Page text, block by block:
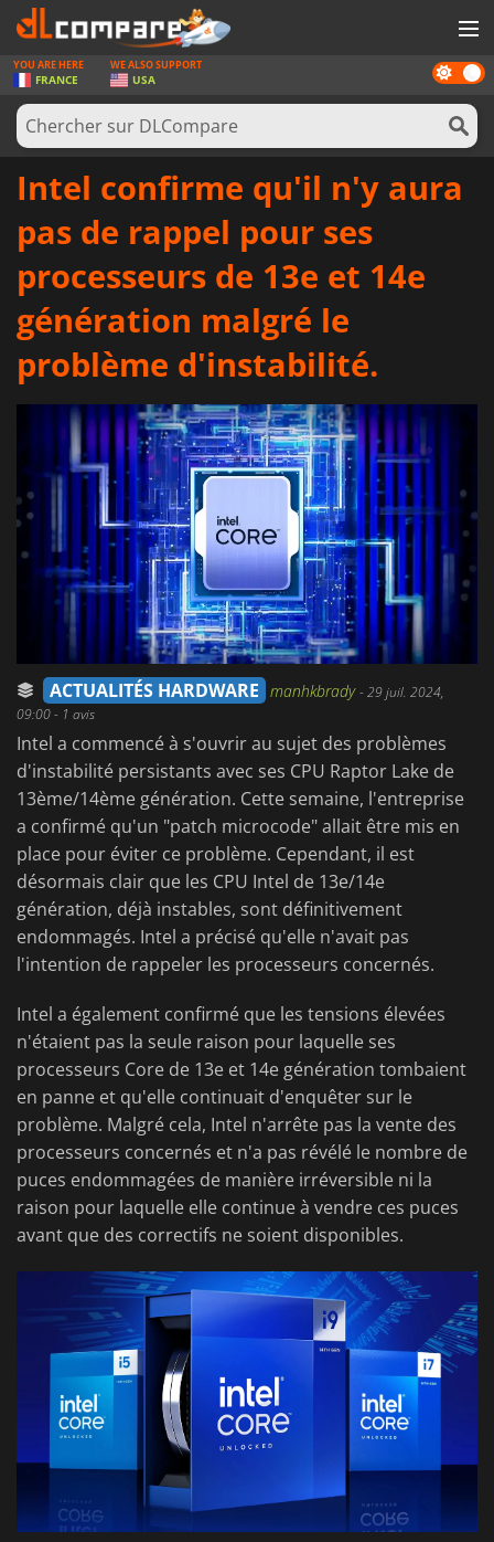
JEUX
CARTES PRÉPAYÉES
LOGICIELS
MATÉRIEL
NEWS
SE CONNECTER OU S'INSCRIRE
Dark
mode
YOU ARE HERE
FRANCE
WE ALSO SUPPORT
USA
Intel confirme qu'il n'y aura
pas de rappel pour ses
processeurs de 13e et 14e
génération malgré le
problème d'instabilité.
ACTUALITÉS HARDWARE manhkbrady-29 juil. 2024,
09:00- 1 avis
Intel a commencé à s'ouvrir au sujet des problèmes
d'instabilité persistants avec ses CPU Raptor Lake de
13ème/14ème génération. Cette semaine, l'entreprise
a confirmé qu'un "patch microcode" allait être mis en
place pour éviter ce problème. Cependant, il est
désormais clair que les CPU Intel de 13e/14e
génération, déjà instables, sont définitivement
endommagés. Intel a précisé qu'elle n'avait pas
l'intention de rappeler les processeurs concernés.
Intel a également confirmé que les tensions élevées
n'étaient pas la seule raison pour laquelle ses
processeurs Core de 13e et 14e génération tombaient
en panne et qu'elle continuait d'enquêter sur le
problème. Malgré cela, Intel n'arrête pas la vente des
processeurs concernés et n'a pas révélé le nombre de
puces endommagées de manière irréversible ni la
raison pour laquelle elle continue à vendre ces puces
avant que des correctifs ne soient disponibles.